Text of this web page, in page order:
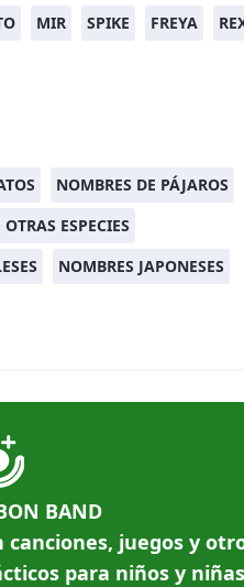
MIR SPIKE FREYA
NOMBRES DE PÁJAROS
ESPECIES
NOMBRES JAPONESES
BAND
juegos y
para niños y